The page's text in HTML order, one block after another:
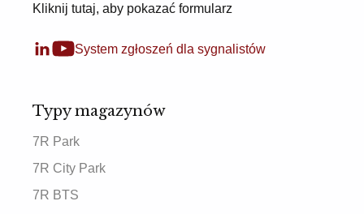
Kliknij tutaj, aby pokazać formularz
System zgłoszeń dla sygnalistów
Typy magazynów
7R Park
7R City Park
7R BTS